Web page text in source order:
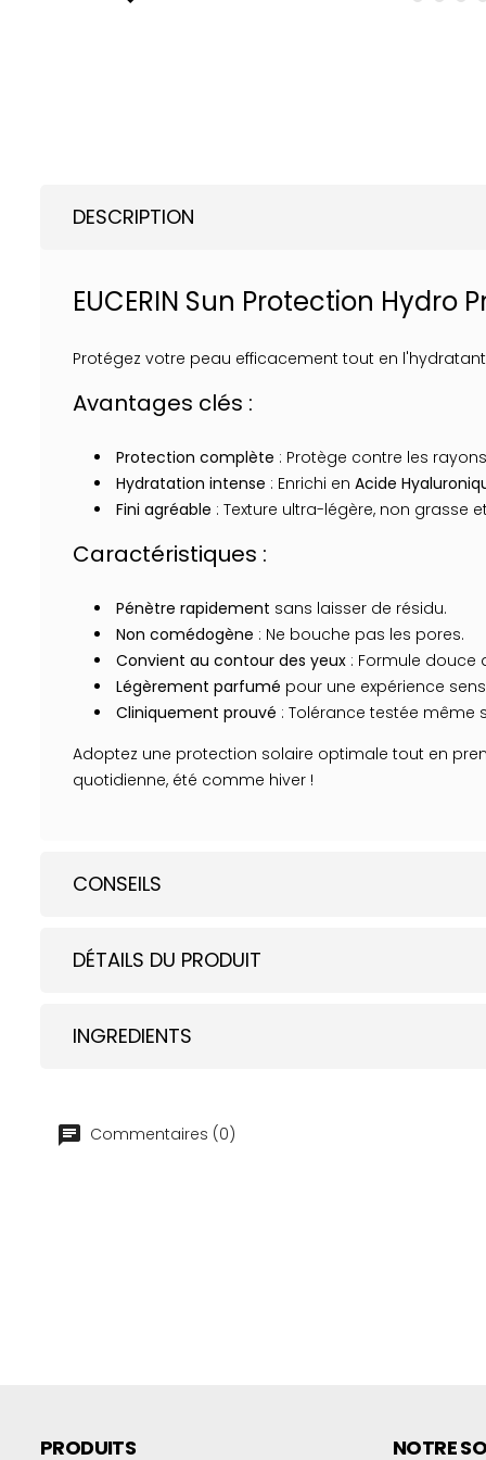
DESCRIPTION
EUCERIN Sun Protection Hydro
Protégez votre peau efficacement tout en
Avantages clés :
Protection complète : Protège contre les rayons
Hydratation intense : Enrichi en Acide
Fini agréable : Texture ultra-légère, non grasse
Caractéristiques :
Pénètre rapidement sans laisser de résidu.
Non comédogène : Ne bouche pas les pores.
Convient au contour des yeux : Formule douce
Légèrement parfumé pour une expérience
Cliniquement prouvé : Tolérance testée même
Adoptez une protection solaire optimale tout en
quotidienne, été comme hiver !
CONSEILS
DÉTAILS DU PRODUIT
INGREDIENTS
Commentaires (0)
PRODUITS NOTRE